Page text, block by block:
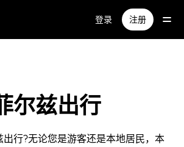
登录 注册
尔兹出行
行?无论您是游客还是本地居民，本